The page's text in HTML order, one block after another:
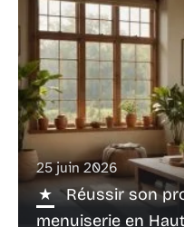
25 juin 2026
Réussir son
menuiserie en